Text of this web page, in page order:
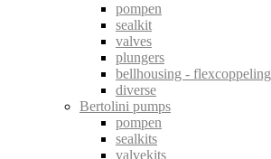
pompen
sealkit
valves
plungers
bellhousing - flexcoppeling
diverse
Bertolini pumps
pompen
sealkits
valvekits